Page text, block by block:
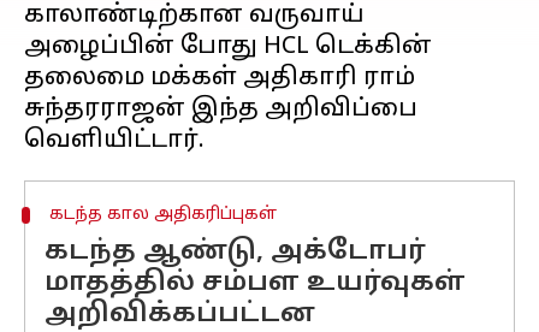
காலாண்டிற்கான வருவாய்
அழைப்பின் போது HCL டெக்கின்
தலைமை மக்கள் அதிகாரி ராம்
சுந்தரராஜன் இந்த அறிவிப்பை
கடந்த கால அதிகரிப்புகள்
கடந்த ஆண்டு, அக்டோபர்
மாதத்தில் சம்பள உயர்வுகள்
அறிவிக்கப்பட்டன